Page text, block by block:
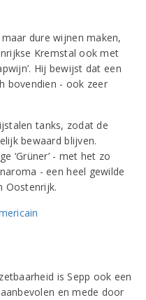
dure wijnen maken,
Kremstal ook met
Hij bewijst dat een
bovendien - ook zeer
tanks, zodat de
bewaard blijven.
‘Grüner’ - met het zo
- een heel gewilde
Oostenrijk.
is Sepp ook een
en mede door